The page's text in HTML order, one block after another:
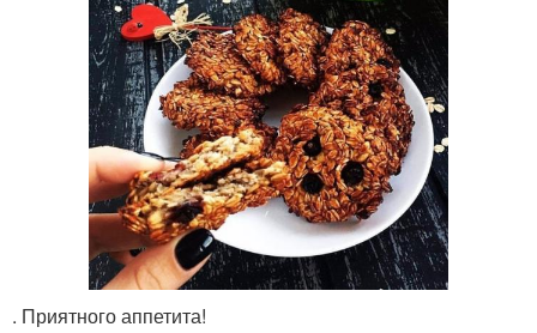
. Приятного аппетита!